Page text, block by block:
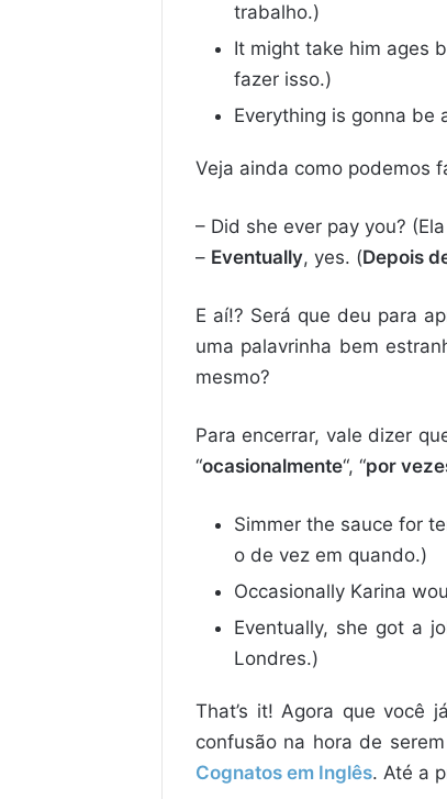
trabalho.)
It might take him ages
fazer isso.)
Everything is gonna be
Veja ainda como podemos
– Did she ever pay you?
– Eventually, yes. (Depois
E aí!? Será que deu para
uma palavrinha bem
mesmo?
Para encerrar, vale dizer
“ocasionalmente“, “por
Simmer the sauce for
o de vez em quando.)
Occasionally Karina
Eventually, she got a
Londres.)
That’s it! Agora que você
confusão na hora de
Cognatos em Inglês. Até a